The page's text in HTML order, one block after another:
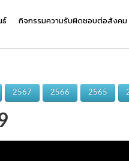
กิจกรรมความรับผิดชอบต่อสังคม
ธ์
2567 2566 2565